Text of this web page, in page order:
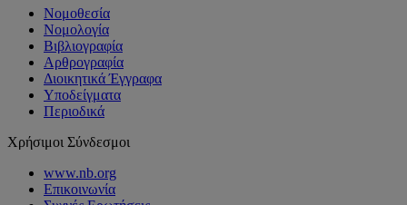
Νομοθεσία
Νομολογία
Βιβλιογραφία
Αρθρογραφία
Διοικητικά Έγγραφα
Υποδείγματα
Περιοδικά
Χρήσιμοι Σύνδεσμοι
www.nb.org
Επικοινωνία